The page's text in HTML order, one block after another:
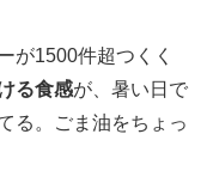
が1500件超つくく
る食感が、暑い日で
る。ごま油をちょっ